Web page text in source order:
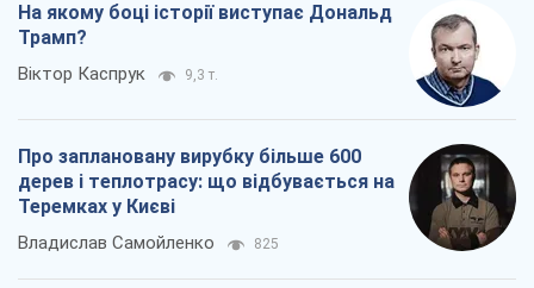
На якому боці історії виступає Дональд
Трамп?
Віктор Каспрук 9,3 т.
Про заплановану вирубку більше 600
дерев і теплотрасу: що відбувається на
Теремках у Києві
Владислав Самойленко 825